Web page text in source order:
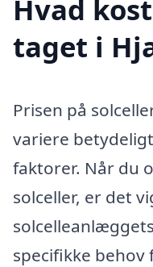
Hvad
taget i
Prisen på
variere
faktorer. Når du
solceller, er det
specifikke